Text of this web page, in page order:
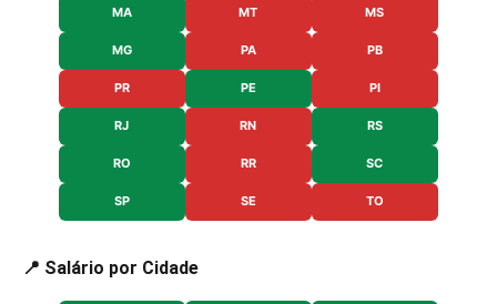
MA MT MS
MG PA PB
PR PE PI
RJ RN RS
RO RR SC
SP SE TO
📍 Salário por Cidade